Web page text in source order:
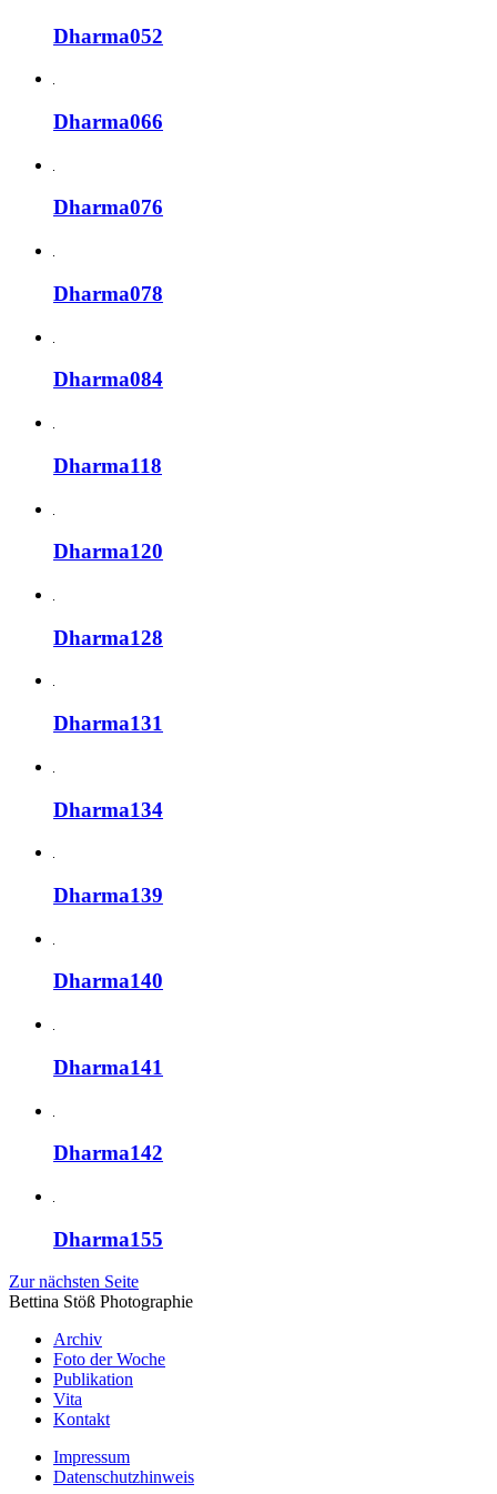
Dharma052
Dharma066
Dharma076
Dharma078
Dharma084
Dharma118
Dharma120
Dharma128
Dharma131
Dharma134
Dharma139
Dharma140
Dharma141
Dharma142
Dharma155
Zur nächsten Seite
Bettina Stöß Photographie
Archiv
Foto der Woche
Publikation
Vita
Kontakt
Impressum
Datenschutzhinweis